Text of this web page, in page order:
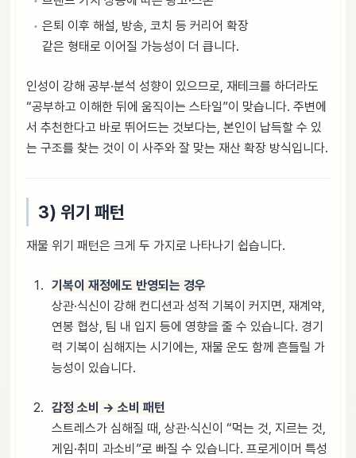
은퇴 이후 해설, 방송, 코치 등 커리어 확장
같은 형태로 이어질 가능성이 더 큽니다.
인성이 강해 공부·분석 성향이 있으므로, 재테크를 하더라도
“공부하고 이해한 뒤에 움직이는 스타일”이 맞습니다. 주변에
서 추천한다고 바로 뛰어드는 것보다는, 본인이 납득할 수 있
는 구조를 찾는 것이 이 사주와 잘 맞는 재산 확장 방식입니다.
3) 위기 패턴
재물 위기 패턴은 크게 두 가지로 나타나기 쉽습니다.
기복이 재정에도 반영되는 경우
상관·식신이 강해 컨디션과 성적 기복이 커지면, 재계약,
연봉 협상, 팀 내 입지 등에 영향을 줄 수 있습니다. 경기
력 기복이 심해지는 시기에는, 재물 운도 함께 흔들릴 가
능성이 있습니다.
감정 소비 → 소비 패턴
스트레스가 심해질 때, 상관·식신이 “먹는 것, 지르는 것,
게임·취미 과소비”로 빠질 수 있습니다. 프로게이머 특성